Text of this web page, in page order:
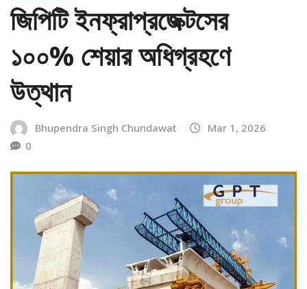
জিপিটি ইনফ্রাপ্রজেক্টসের
১০০% শেয়ার অধিগ্রহণে
উত্থান
Bhupendra Singh Chundawat
Mar 1, 2026
0